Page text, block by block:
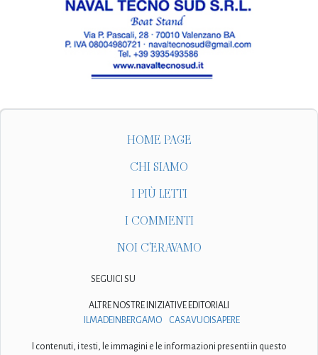
HOME PAGE
CHI SIAMO
I PIÙ LETTI
I COMMENTI
NOI C'ERAVAMO
SEGUICI SU
ALTRE NOSTRE INIZIATIVE EDITORIALI
ILMADEINBERGAMO
CASAVUOISAPERE
I contenuti, i testi, le immagini e le informazioni presenti in questo